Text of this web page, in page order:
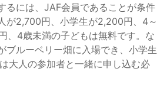
るには、JAF会員であることが条件
が2,700円、小学生が2,200円、4～
、4歳未満の子どもは無料です。な
ブルーベリー畑に入場でき、小学生
大人の参加者と一緒に申し込む必